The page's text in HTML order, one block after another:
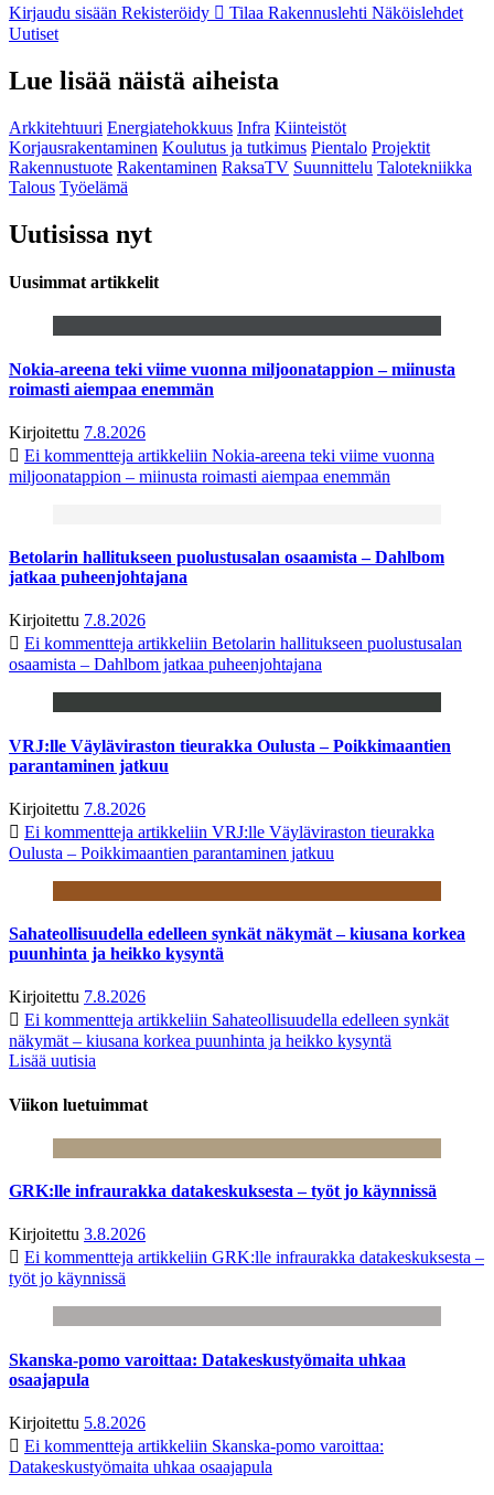
Kirjaudu sisään Rekisteröidy Tilaa Rakennuslehti Näköislehdet
Uutiset
Lue lisää näistä aiheista
Arkkitehtuuri Energiatehokkuus Infra Kiinteistöt
Korjausrakentaminen Koulutus ja tutkimus Pientalo Projektit
Rakennustuote Rakentaminen RaksaTV Suunnittelu Talotekniikka
Talous Työelämä
Uutisissa nyt
Uusimmat artikkelit
Nokia-areena teki viime vuonna miljoonatappion – miinusta
roimasti aiempaa enemmän
Kirjoitettu 7.8.2026
Ei kommentteja artikkeliin Nokia-areena teki viime vuonna
miljoonatappion – miinusta roimasti aiempaa enemmän
Betolarin hallitukseen puolustusalan osaamista – Dahlbom
jatkaa puheenjohtajana
Kirjoitettu 7.8.2026
Ei kommentteja artikkeliin Betolarin hallitukseen puolustusalan
osaamista – Dahlbom jatkaa puheenjohtajana
VRJ:lle Väyläviraston tieurakka Oulusta – Poikkimaantien
parantaminen jatkuu
Kirjoitettu 7.8.2026
Ei kommentteja artikkeliin VRJ:lle Väyläviraston tieurakka
Oulusta – Poikkimaantien parantaminen jatkuu
Sahateollisuudella edelleen synkät näkymät – kiusana korkea
puunhinta ja heikko kysyntä
Kirjoitettu 7.8.2026
Ei kommentteja artikkeliin Sahateollisuudella edelleen synkät
näkymät – kiusana korkea puunhinta ja heikko kysyntä
Lisää uutisia
Viikon luetuimmat
GRK:lle infraurakka datakeskuksesta – työt jo käynnissä
Kirjoitettu 3.8.2026
Ei kommentteja artikkeliin GRK:lle infraurakka datakeskuksesta –
työt jo käynnissä
Skanska-pomo varoittaa: Datakeskustyömaita uhkaa
osaajapula
Kirjoitettu 5.8.2026
Ei kommentteja artikkeliin Skanska-pomo varoittaa:
Datakeskustyömaita uhkaa osaajapula